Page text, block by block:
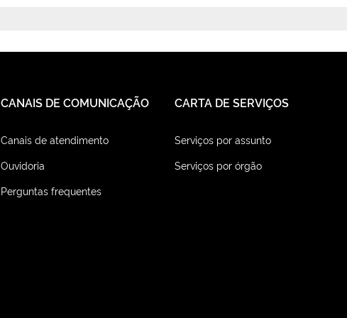
CANAIS DE COMUNICAÇÃO
Canais de atendimento
Ouvidoria
Perguntas frequentes
CARTA DE SERVIÇOS
Serviços por assunto
Serviços por órgão